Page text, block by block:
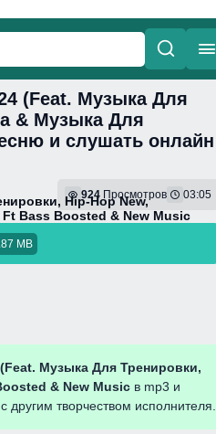
Колыбельные
(Feat. Музыка Для
& Музыка Для
и слушать онлайн
Hip-Hop New,
Bass Boosted & New Music
924 Просмотров 03:05
MB
Музыка Для Тренировки,
& New Music в mp3 и
творчеством исполнителя.